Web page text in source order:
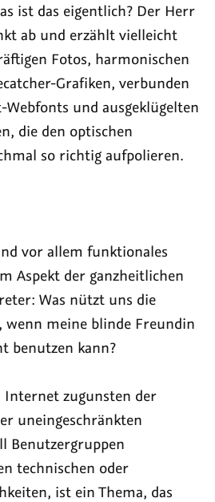
ist das eigentlich? Der Herr
ab und erzählt vielleicht
Fotos, harmonischen
Grafiken, verbunden
und ausgeklügelten
die den optischen
so richtig aufpolieren.
vor allem funktionales
Aspekt der ganzheitlichen
Was nützt uns die
wenn meine blinde Freundin
benutzen kann?
Internet zugunsten der
uneingeschränkten
Benutzergruppen
technischen oder
ist ein Thema, das